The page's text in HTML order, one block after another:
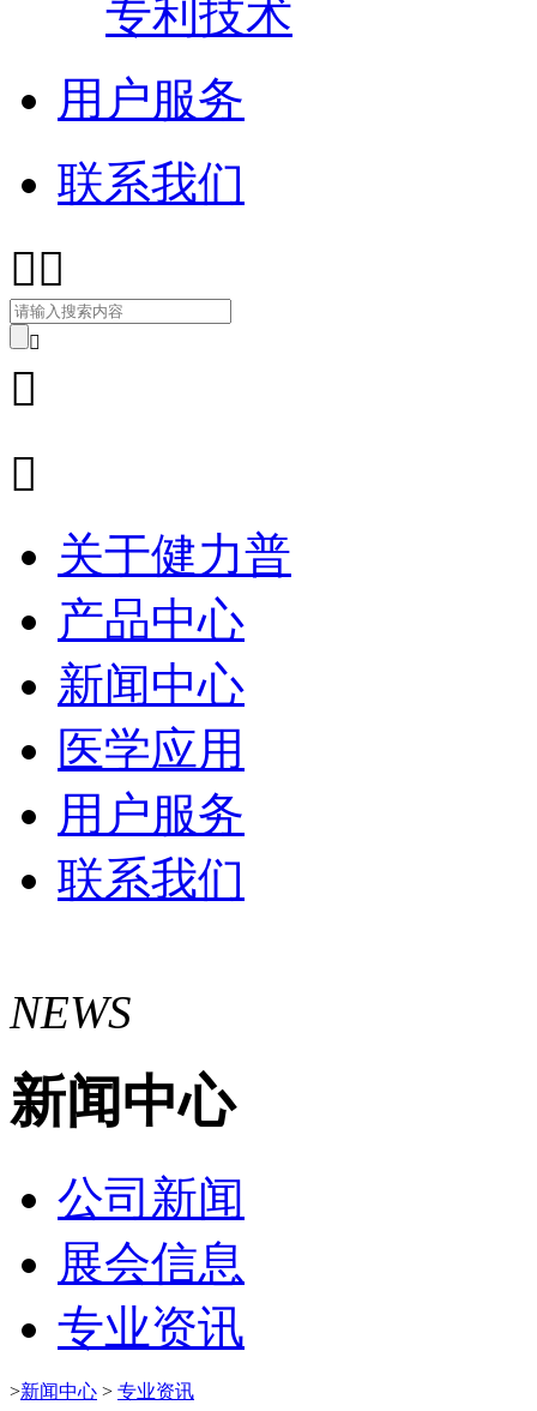
专利技术
用户服务
联系我们




关于健力普
产品中心
新闻中心
医学应用
用户服务
联系我们
NEWS
新闻中心
公司新闻
展会信息
专业资讯
>新闻中心 > 专业资讯